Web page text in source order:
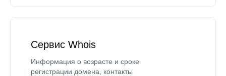
Сервис Whois
Информация о возрасте и сроке
регистрации домена, контакты